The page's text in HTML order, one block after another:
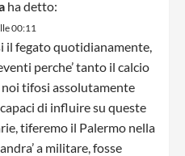
ha detto:
00:11
il fegato quotidianamente,
perche’ tanto il calcio
noi tifosi assolutamente
di influire su queste
tiferemo il Palermo nella
a militare, fosse